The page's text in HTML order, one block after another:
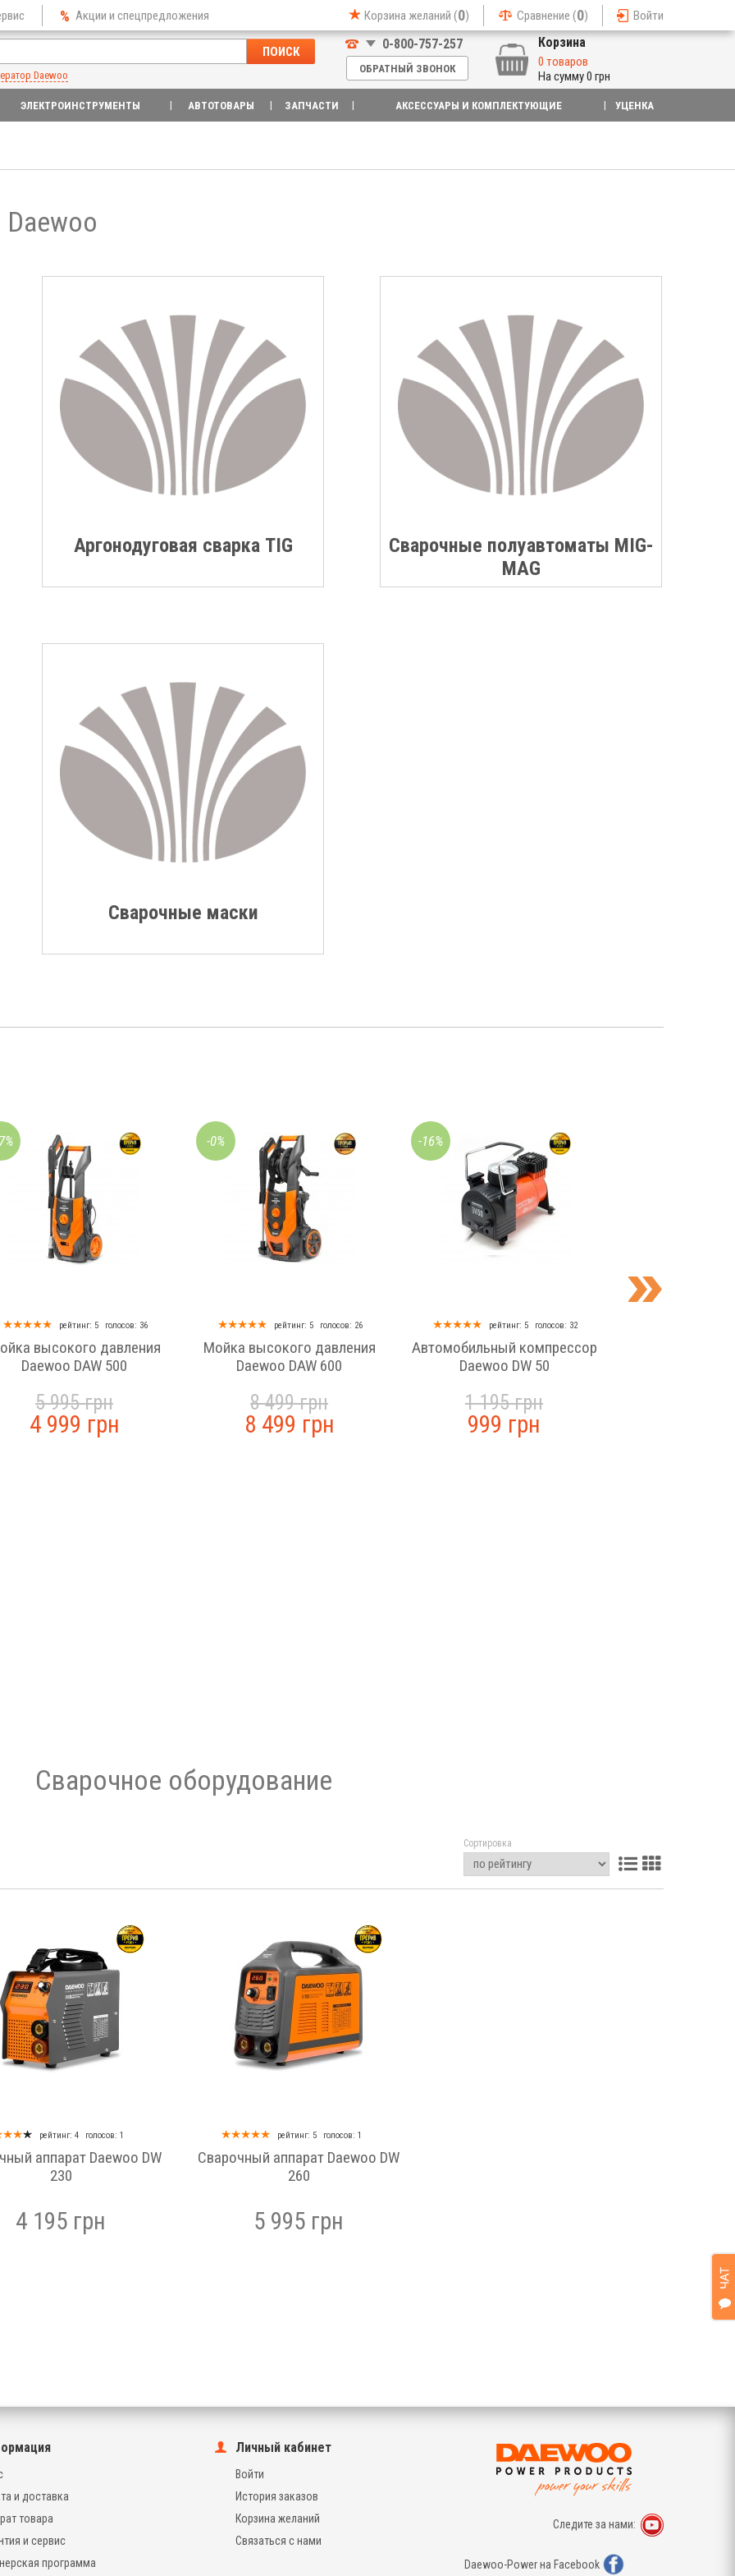
Акции и спецпредложения Корзина желаний (0) Сравнение (0) Войти
Корзина
0 товаров
На сумму0 грн
0-800-757-257
ОБРАТНЫЙ ЗВОНОК
ПОИСК
Daewoo
ЭЛЕКТРОИНСТРУМЕНТЫ АВТОТОВАРЫ ЗАПЧАСТИ АКСЕССУАРЫ И КОМПЛЕКТУЮЩИЕ УЦЕНКА
Аргонодуговая сварка TIG
Сварочные полуавтоматы MIG-
MAG
Сварочные маски
рейтинг: 5 голосов: 36
высокого давления
Daewoo DAW 500
5 995 грн
4 999 грн
-0%
рейтинг: 5 голосов: 26
Мойка высокого давления
Daewoo DAW 600
8 499 грн
8 499 грн
-16%
рейтинг: 5 голосов: 32
Автомобильный компрессор
Daewoo DW 50
1 195 грн
999 грн
Сварочное оборудование
Сортировка
рейтинг: 4 голосов: 1
аппарат Daewoo DW
230
4 195 грн
рейтинг: 5 голосов: 1
Сварочный аппарат Daewoo DW
260
5 995 грн
и доставка
товара
и сервис
программа
Личный кабинет
Войти
История заказов
Корзина желаний
Связаться с нами
Следите за нами:
Daewoo-Power на Facebook